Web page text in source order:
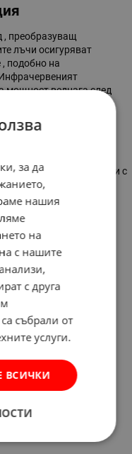
, преобразуващ
лъчи осигуряват
подобно на
мощност веднага след
, така и за външна
ефективност ,
разходи ,
възможност за
режим на работа ,
. Уредът разполага и с
лампа
мм
управление
за да
нашия
на
с нашите
с друга
събрали от
услуги.
ВСИЧКИ